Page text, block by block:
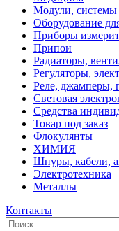
Модули, системы
Оборудование
Приборы
Припои
Радиаторы,
Регуляторы,
Реле, джамперы,
Световая
Средства
Товар под заказ
Флокулянты
ХИМИЯ
Шнуры, кабели,
Электротехника
Металлы
Контакты